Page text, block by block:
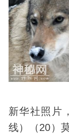
新华社照片
线）（20）